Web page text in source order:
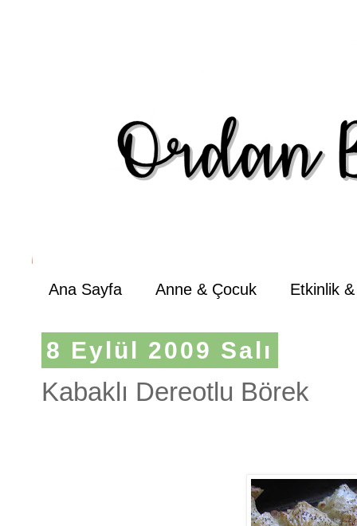
Ana Sayfa Anne & Çocuk Etkinlik
8 Eylül 2009 Salı
Kabaklı Dereotlu Börek